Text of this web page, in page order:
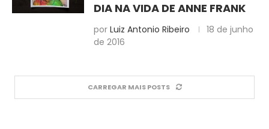
DIA NA VIDA DE ANNE FRANK
por Luiz Antonio Ribeiro
18 de junho
de 2016
CARREGAR MAIS POSTS